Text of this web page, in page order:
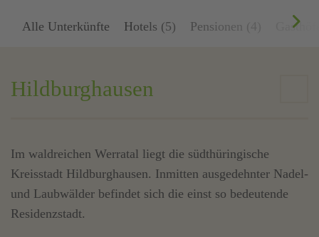
Alle Unterkünfte Hotels (5) Pensionen (4)
Hildburghausen
Im waldreichen Werratal liegt die südthüringische
Kreisstadt Hildburghausen. Inmitten ausgedehnter Nadel-
und Laubwälder befindet sich die einst so bedeutende
Residenzstadt.